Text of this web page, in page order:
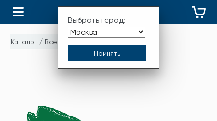
Выбрать город:
Каталог / Все бренды
ARROWHEAD